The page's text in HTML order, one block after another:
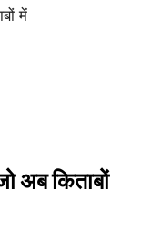
अब किताबों